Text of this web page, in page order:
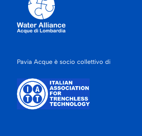
Pavia Acque è socio collettivo di